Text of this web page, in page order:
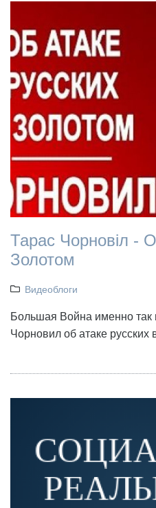
Тарас Чорновіл -
Золотом
Видеоблоги
Большая Война именно так
Чорновил об атаке русских